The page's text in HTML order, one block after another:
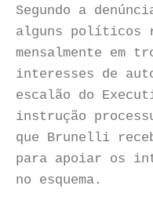
Segundo a
alguns políticos
mensalmente em
interesses de
escalão do
instrução
que Brunelli
para apoiar os
no esquema.